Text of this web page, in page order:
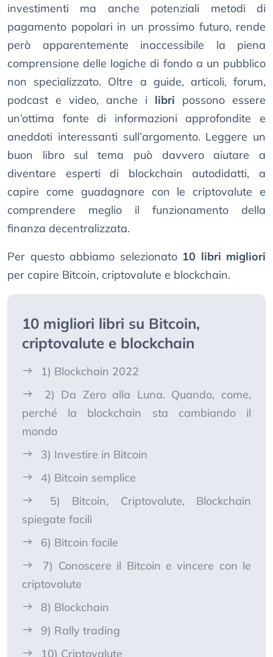
investimenti ma anche potenziali metodi di
pagamento popolari in un prossimo futuro, rende
però apparentemente inaccessibile la piena
comprensione delle logiche di fondo a un pubblico
non specializzato. Oltre a guide, articoli, forum,
podcast e video, anche i libri possono essere
un’ottima fonte di informazioni approfondite e
aneddoti interessanti sull’argomento. Leggere un
buon libro sul tema può davvero aiutare a
diventare esperti di blockchain autodidatti, a
capire come guadagnare con le criptovalute e
comprendere meglio il funzionamento della
finanza decentralizzata.
Per questo abbiamo selezionato 10 libri migliori
per capire Bitcoin, criptovalute e blockchain.
10 migliori libri su Bitcoin,
criptovalute e blockchain
1) Blockchain 2022
2) Da Zero alla Luna. Quando, come,
perché la blockchain sta cambiando il
mondo
3) Investire in Bitcoin
4) Bitcoin semplice
5) Bitcoin, Criptovalute, Blockchain
spiegate facili
6) Bitcoin facile
7) Conoscere il Bitcoin e vincere con le
criptovalute
8) Blockchain
9) Rally trading
10) Criptovalute